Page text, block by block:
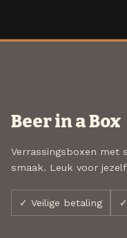
Beer in a Box
Verrassingsboxen met
smaak. Leuk voor
✓ Veilige betaling